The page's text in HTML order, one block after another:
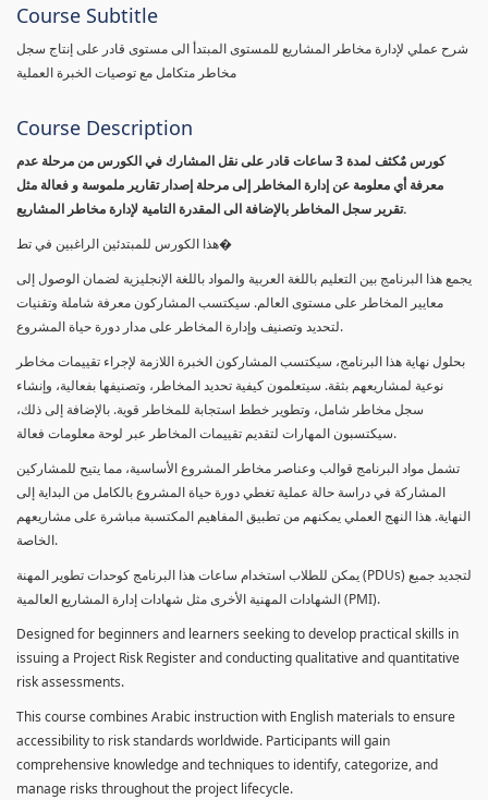
Course Subtitle
شرح عملي لإدارة مخاطر المشاريع للمستوى المبتدأ الى مستوى قادر على إنتاج سجل
مخاطر متكامل مع توصيات الخبرة العملية
Course Description
كورس مٌكثف لمدة 3 ساعات قادر على نقل المشارك في الكورس من مرحلة عدم
معرفة أي معلومة عن إدارة المخاطر إلى مرحلة إصدار تقارير ملموسة و فعالة مثل
تقرير سجل المخاطر بالإضافة الى المقدرة التامية لإدارة مخاطر المشاريع.
هذا الكورس للمبتدئين الراغبين في تط�
يجمع هذا البرنامج بين التعليم باللغة العربية والمواد باللغة الإنجليزية لضمان الوصول إلى
معايير المخاطر على مستوى العالم. سيكتسب المشاركون معرفة شاملة وتقنيات
لتحديد وتصنيف وإدارة المخاطر على مدار دورة حياة المشروع.
بحلول نهاية هذا البرنامج، سيكتسب المشاركون الخبرة اللازمة لإجراء تقييمات مخاطر
نوعية لمشاريعهم بثقة. سيتعلمون كيفية تحديد المخاطر، وتصنيفها بفعالية، وإنشاء
سجل مخاطر شامل، وتطوير خطط استجابة للمخاطر قوية. بالإضافة إلى ذلك،
سيكتسبون المهارات لتقديم تقييمات المخاطر عبر لوحة معلومات فعالة.
تشمل مواد البرنامج قوالب وعناصر مخاطر المشروع الأساسية، مما يتيح للمشاركين
المشاركة في دراسة حالة عملية تغطي دورة حياة المشروع بالكامل من البداية إلى
النهاية. هذا النهج العملي يمكنهم من تطبيق المفاهيم المكتسبة مباشرة على مشاريعهم
الخاصة.
يمكن للطلاب استخدام ساعات هذا البرنامج كوحدات تطوير المهنة (PDUs) لتجديد جميع
الشهادات المهنية الأخرى مثل شهادات إدارة المشاريع العالمية (PMI).
Designed for beginners and learners seeking to develop practical skills in
issuing a Project Risk Register and conducting qualitative and quantitative
risk assessments.
This course combines Arabic instruction with English materials to ensure
accessibility to risk standards worldwide. Participants will gain
comprehensive knowledge and techniques to identify, categorize, and
manage risks throughout the project lifecycle.